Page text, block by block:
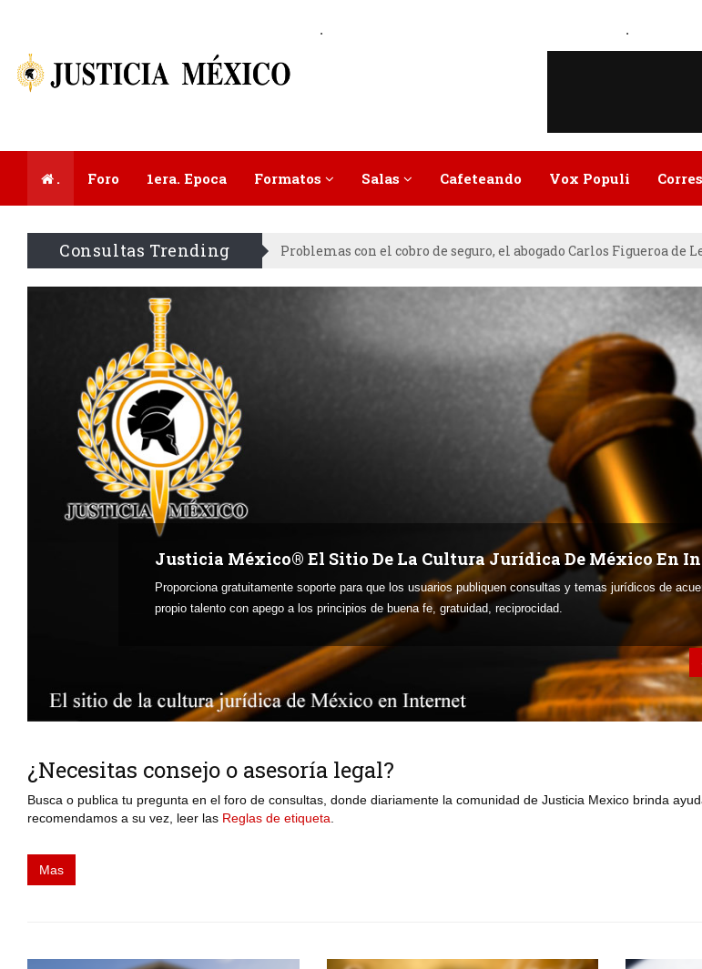
. .
. Foro 1era. Epoca Formatos Salas Cafeteando Vox Populi
Consultas Trending Problemas con el cobro de seguro, el abogado Carlos Figueroa de
Justicia México® El Sitio De La Cultura Jurídica De México En
Proporciona gratuitamente soporte para que los usuarios publiquen consultas y temas jurídicos de
propio talento con apego a los principios de buena fe, gratuidad, reciprocidad.
¿Necesitas consejo o asesoría legal?
Busca o publica tu pregunta en el foro de consultas, donde diariamente la comunidad de Justicia Mexico brinda
recomendamos a su vez, leer las Reglas de etiqueta
Mas